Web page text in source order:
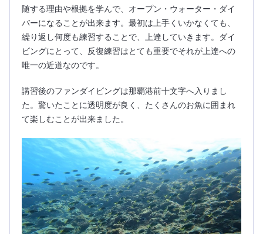
随する理由や根拠を学んで、オープン・ウォーター・ダイ
バーになることが出来ます。最初は上手くいかなくても、
繰り返し何度も練習することで、上達していきます。ダイ
ビングにとって、反復練習はとても重要でそれが上達への
唯一の近道なのです。
講習後のファンダイビングは那覇港前十文字へ入りまし
た。驚いたことに透明度が良く、たくさんのお魚に囲まれ
て楽しむことが出来ました。